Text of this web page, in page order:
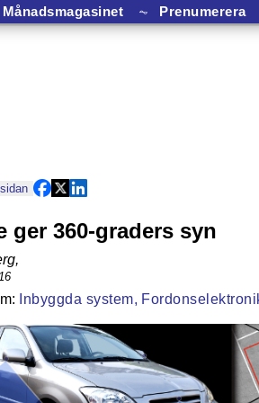
Månadsmagasinet ⏦ Prenumerera
ger 360-graders syn
,
Inbyggda system,